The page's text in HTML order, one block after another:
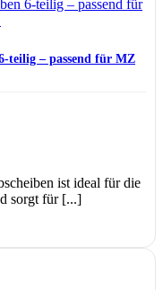
teilig – passend für MZ
ist ideal für die
sorgt für [...]